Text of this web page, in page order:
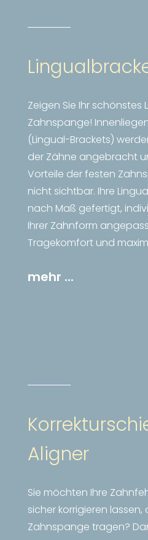
Zeigen Sie Ihr schönstes
Zahnspange!
(Lingual-Brackets)
der Zähne angebracht
Vorteile der festen
nicht sichtbar. Ihre
nach Maß gefertigt,
Ihrer Zahnform
Tragekomfort und
mehr ...
Aligner
Sie möchten Ihre
sicher korrigieren
Zahnspange tragen?